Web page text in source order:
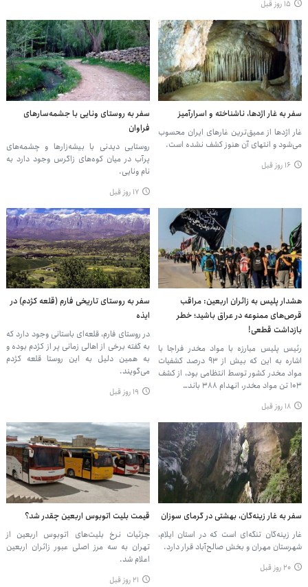
۱۵ روز قبل
سفر به غار اژدها، ناشناخته و اسرارآمیز
غار اژدها از عمیق‌ترین غارهای ایران محسوب
می‌شود و انتهای آن هنوز کشف نشده است.
۱۶ روز قبل
سفر به روستای ونایی با جشمه‌سارهای
فراوان
روستایی دیدنی با بیشه‌زارها و چشمه‌های
پرآب در میان کوه‌های زاگرس وجود دارد به
نام ونایی.
۱۷ روز قبل
هشدار پلیس به زائران اربعین: مراقب
قرص‌های ممنوعه در عراق باشید؛ خطر
بازداشت قطعی!
رئیس پلیس مبارزه با مواد مخدر فراجا با
اشاره به این که بیش از ۹۳ درصد کشفیات
مواد مخدر کشور توسط انتظامی بود، از کشف
۱۰۳ تن مواد مخدر، انهدام ۳۸۸ باند…
۱۸ روز قبل
سفر به روستای تاریخی فارم (قلعه کژدم) در
ایذه
در روستای فارم، قلعه‌ای باستانی وجود دارد که
به گفته برخی از اهالی زمانی پر از کژدم بوده و
به همین دلیل به این روستا قلعه کژدم
می‌گویند.
۱۹ روز قبل
سفر به غار زینه‌گان، بهشتی در گرمای سوزان
غار زینه‌گان تنگه‌ای است که در استان ایلام،
شهرستان مهران و بخش صالح‌آباد قرار دارد.
۲۰ روز قبل
قیمت بلیت اتوبوس اربعین چقدر شد؟
جزئیات نرخ بلیت‌های اتوبوس اربعین از
تهران به سه مرز اصلی عبور زائران اربعین
اعلام شد.
۲۱ روز قبل